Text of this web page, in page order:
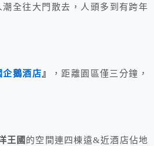
全往大門散去，人頭多到有跨年
企鵝酒店』
，距離園區僅三分鐘，
王國 的空間連四棟遠&近酒店佔地